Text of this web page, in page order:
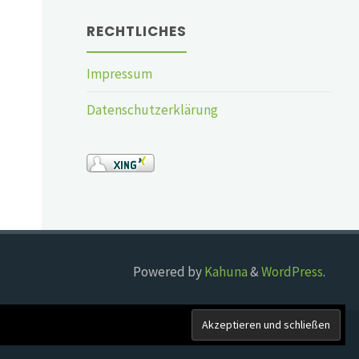
RECHTLICHES
Impressum
Datenschutzerklärung
Powered byKahuna&WordPress.